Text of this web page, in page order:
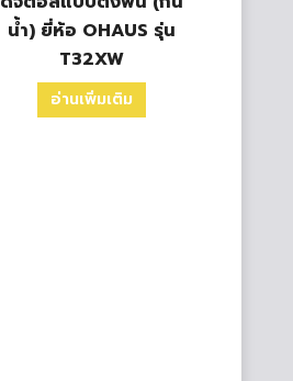
น้ำ) ยี่ห้อ OHAUS รุ่น
T32XW
อ่านเพิ่มเติม